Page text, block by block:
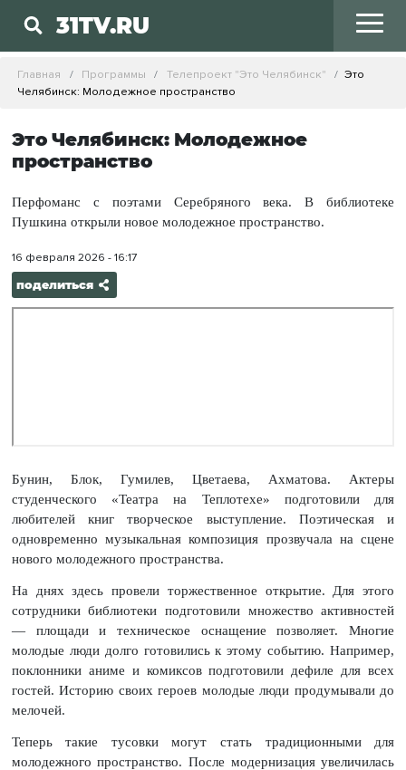
31TV.RU
Главная Программы Телепроект "Это Челябинск"
Это
Челябинск: Молодежное пространство
Это Челябинск: Молодежное
пространство
Перфоманс с поэтами Серебряного века. В библиотеке
Пушкина открыли новое молодежное пространство.
16 февраля 2026 - 16:17
поделиться
Бунин, Блок, Гумилев, Цветаева, Ахматова. Актеры
студенческого «Театра на Теплотехе» подготовили для
любителей книг творческое выступление. Поэтическая и
одновременно музыкальная композиция прозвучала на сцене
нового молодежного пространства.
На днях здесь провели торжественное открытие. Для этого
сотрудники библиотеки подготовили множество активностей
— площади и техническое оснащение позволяет. Многие
молодые люди долго готовились к этому событию. Например,
поклонники аниме и комиксов подготовили дефиле для всех
гостей. Историю своих героев молодые люди продумывали до
мелочей.
Теперь такие тусовки могут стать традиционными для
молодежного пространство. После модернизация увеличилась